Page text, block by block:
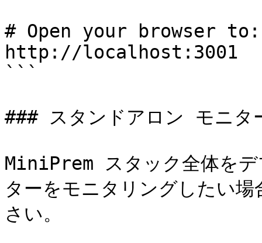
# Open your browser to:
http://localhost:3001
```
### スタンドアロン モニタ
MiniPrem スタック全体を
ターをモニタリングしたい
さい。